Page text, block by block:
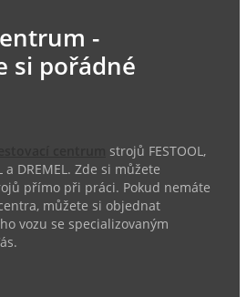
-
si pořádné
strojů FESTOOL,
a DREMEL. Zde si můžete
přímo při práci. Pokud nemáte
můžete si objednat
vozu se specializovaným